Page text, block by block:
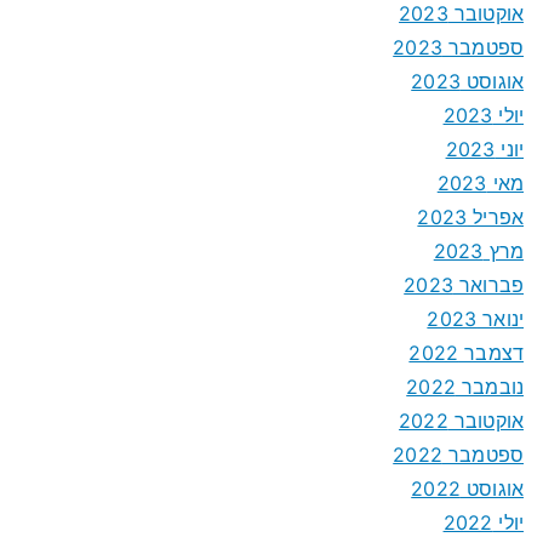
אוקטובר 2023
ספטמבר 2023
אוגוסט 2023
יולי 2023
יוני 2023
מאי 2023
אפריל 2023
מרץ 2023
פברואר 2023
ינואר 2023
דצמבר 2022
נובמבר 2022
אוקטובר 2022
ספטמבר 2022
אוגוסט 2022
יולי 2022